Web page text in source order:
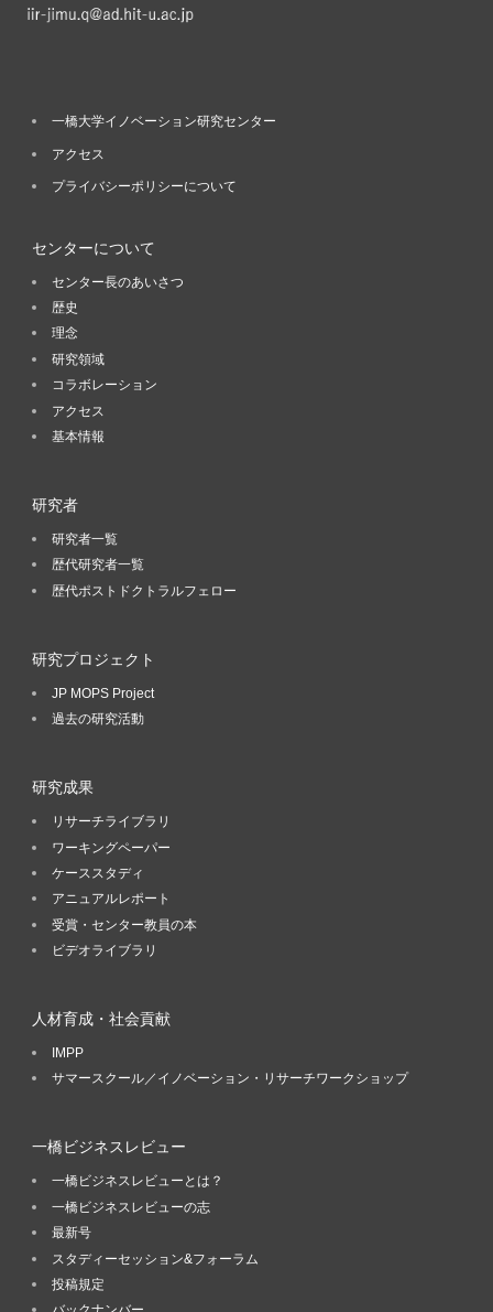
一橋大学イノベーション研究センター
アクセス
プライバシーポリシーについて
センターについて
センター長のあいさつ
歴史
理念
研究領域
コラボレーション
アクセス
基本情報
研究者
研究者一覧
歴代研究者一覧
歴代ポストドクトラルフェロー
研究プロジェクト
JP MOPS Project
過去の研究活動
研究成果
リサーチライブラリ
ワーキングペーパー
ケーススタディ
アニュアルレポート
受賞・センター教員の本
ビデオライブラリ
人材育成・社会貢献
IMPP
サマースクール／イノベーション・リサーチワークショップ
一橋ビジネスレビュー
一橋ビジネスレビューとは？
一橋ビジネスレビューの志
最新号
スタディーセッション&フォーラム
投稿規定